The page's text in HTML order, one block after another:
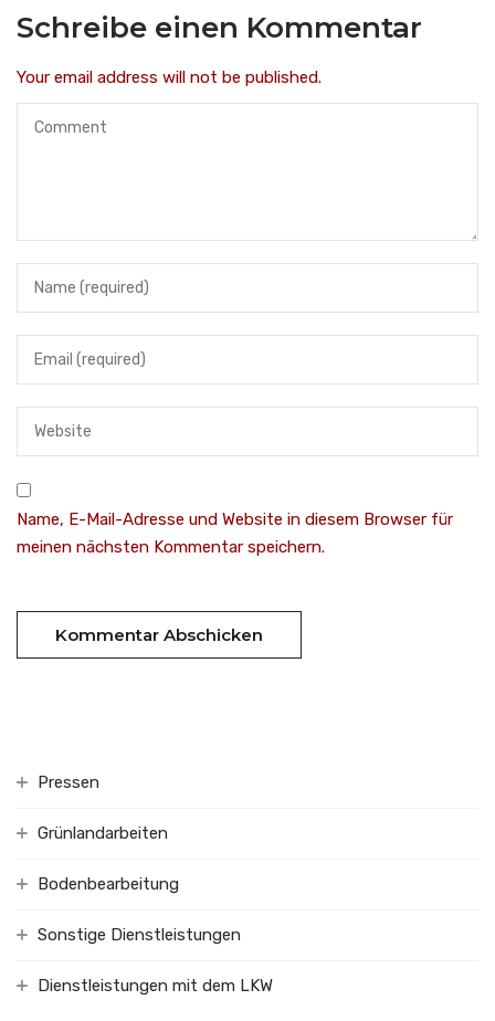
Schreibe einen Kommentar
Your email address will not be published.
Name, E-Mail-Adresse und Website in diesem Browser für
meinen nächsten Kommentar speichern.
Pressen
Grünlandarbeiten
Bodenbearbeitung
Sonstige Dienstleistungen
Dienstleistungen mit dem LKW